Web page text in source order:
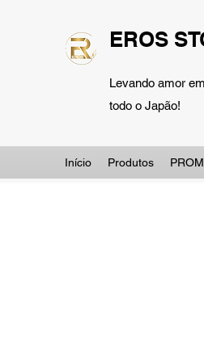
EROS
Levando amor
todo o Japão!
Início Produtos